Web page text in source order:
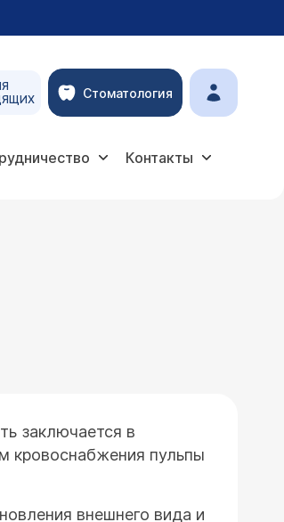
Стоматология
Контакты
заключается в
кровоснабжения пульпы
внешнего вида и